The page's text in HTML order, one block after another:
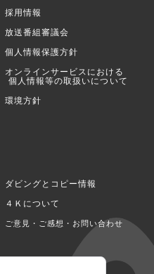
採用情報
放送番組審議会
個人情報保護方針
オンラインサービスにおける
個人情報等の取扱いについて
環境方針
ダビングとコピー情報
４Ｋについて
ご意見・ご感想・お問い合わせ